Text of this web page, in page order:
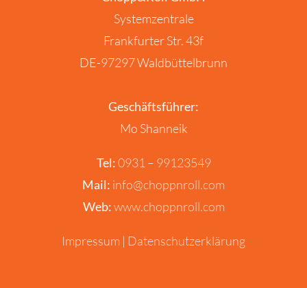
Systemzentrale
Frankfurter Str. 43f
DE-97297 Waldbüttelbrunn
Geschäftsführer:
Mo Shanneik
Tel:0931 – 99123549
Mail: info@choppnroll.com
Web:www.choppnroll.com
Impressum | Datenschutzerklärung